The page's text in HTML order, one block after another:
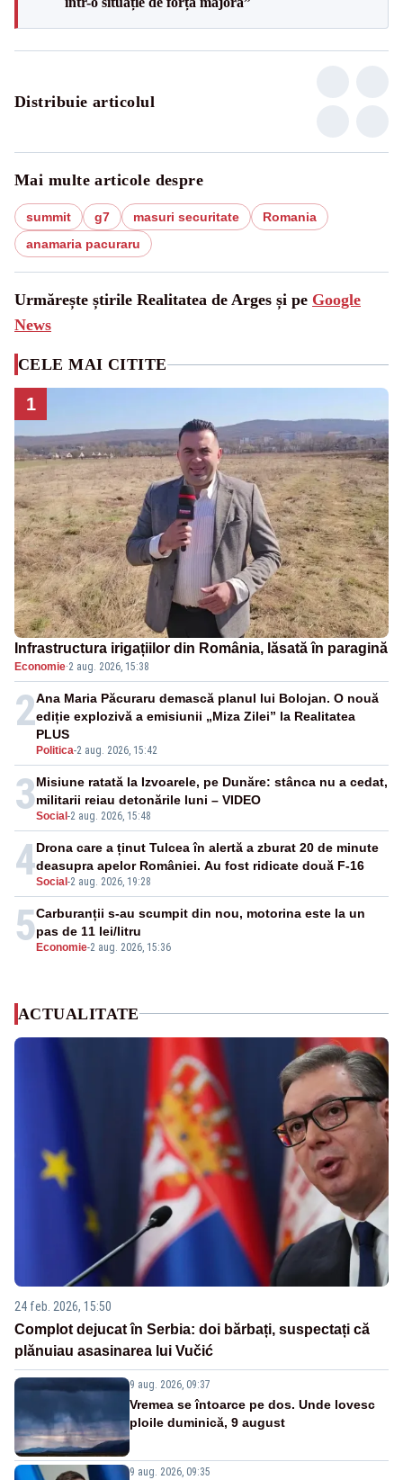
Distribuie articolul
Mai multe articole despre
summit g7 masuri securitate
Romania
anamaria pacuraru
Urmărește știrile Realitatea de Arges și pe Google
News
CELE MAI CITITE
1
Infrastructura irigațiilor din România, lăsată în paragină
Economie·2 aug. 2026, 15:38
2
Politica-2 aug. 2026, 15:42
Ana Maria Păcuraru demască planul lui Bolojan. O nouă
ediție explozivă a emisiunii „Miza Zilei” la Realitatea
PLUS
3Social-2 aug. 2026, 15:48
Misiune ratată la Izvoarele, pe Dunăre: stânca nu a cedat,
militarii reiau detonările luni – VIDEO
4Social-2 aug. 2026, 19:28
Drona care a ținut Tulcea în alertă a zburat 20 de minute
deasupra apelor României. Au fost ridicate două F-16
5Economie-2 aug. 2026, 15:36
Carburanții s-au scumpit din nou, motorina este la un
pas de 11 lei/litru
ACTUALITATE
24 feb. 2026, 15:50
Complot dejucat în Serbia: doi bărbați, suspectați că
plănuiau asasinarea lui Vučić
9 aug. 2026, 09:37
Vremea se întoarce pe dos. Unde lovesc
ploile duminică, 9 august
9 aug. 2026, 09:35